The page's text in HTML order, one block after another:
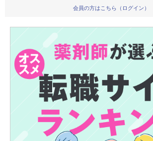
会員の方はこちら（ログイン）